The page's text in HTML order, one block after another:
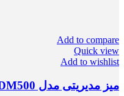
Add to compare
Quick view
Add to wishlist
میز مدیریتی مدل DM500